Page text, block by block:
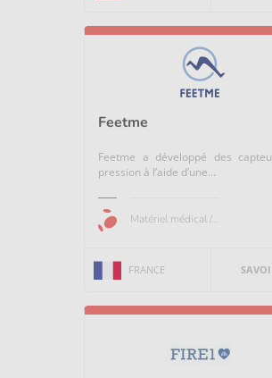
Feetme
Feetme a développé des
pression à l’aide d’une...
Matériel médical /...
FRANCE